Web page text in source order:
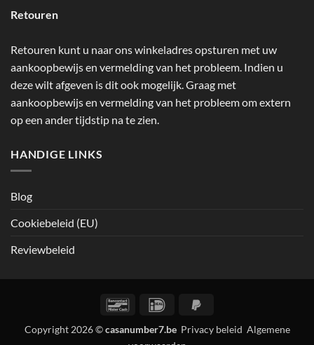
Retouren
Retouren kunt u naar ons winkeladres opsturen met uw
aankoopbewijs en vermelding van het probleem. Indien u
deze wilt afgeven is dit ook mogelijk. Graag met
aankoopbewijs en vermelding van het probleem om extern
op een ander tijdstip na te zien.
HANDIGE LINKS
Blog
Cookiebeleid (EU)
Reviewbeleid
BancontactIDeal
Copyright 2026 ©casanumber7.be Privacy beleid Algemene